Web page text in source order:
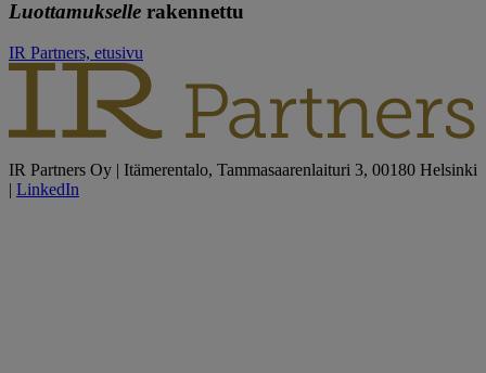
Luottamukselle rakennettu
IR Partners, etusivu
IR Partners Oy | Itämerentalo, Tammasaarenlaituri 3, 00180 Helsinki
| LinkedIn